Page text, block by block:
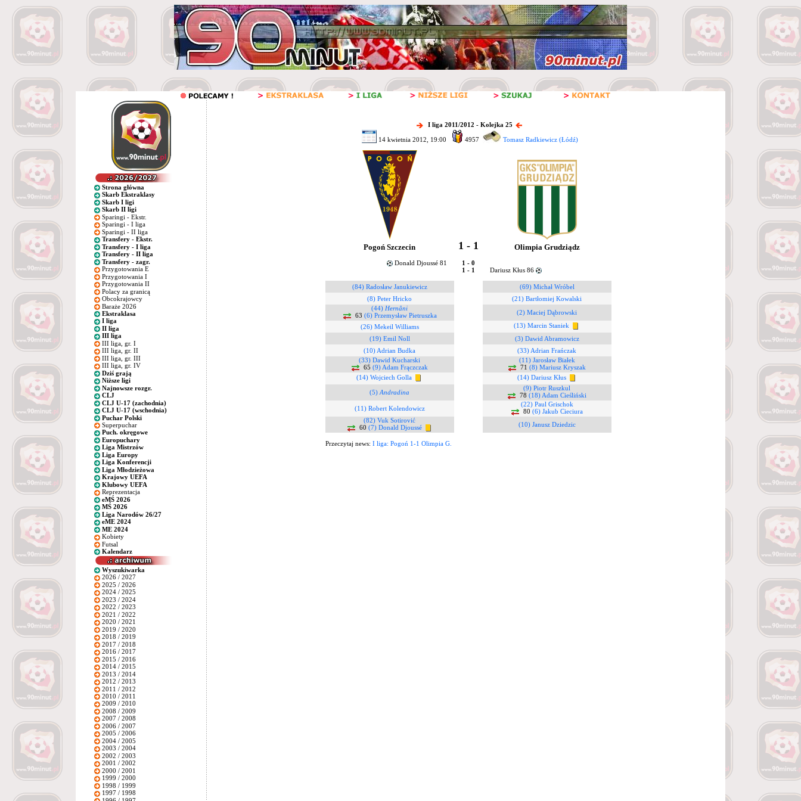
Strona główna
Skarb Ekstraklasy
Skarb I ligi
Skarb II ligi
Sparingi - Ekstr.
Sparingi - I liga
Sparingi - II liga
Transfery - Ekstr.
Transfery - I liga
Transfery - II liga
Transfery - zagr.
Przygotowania E
Przygotowania I
Przygotowania II
Polacy za granicą
Obcokrajowcy
Baraże 2026
Ekstraklasa
I liga
II liga
III liga
III liga, gr. I
III liga, gr. II
III liga, gr. III
III liga, gr. IV
Dziś grają
Niższe ligi
Najnowsze rozgr.
CLJ
CLJ U-17 (zachodnia)
CLJ U-17 (wschodnia)
Puchar Polski
Superpuchar
Puch. okręgowe
Europuchary
Liga Mistrzów
Liga Europy
Liga Konferencji
Liga Młodzieżowa
Krajowy UEFA
Klubowy UEFA
Reprezentacja
eMŚ 2026
MŚ 2026
Liga Narodów 26/27
eME 2024
ME 2024
Kobiety
Futsal
Kalendarz
Wyszukiwarka
2026 / 2027
2025 / 2026
2024 / 2025
2023 / 2024
2022 / 2023
2021 / 2022
2020 / 2021
2019 / 2020
2018 / 2019
2017 / 2018
2016 / 2017
2015 / 2016
2014 / 2015
2013 / 2014
2012 / 2013
2011 / 2012
2010 / 2011
2009 / 2010
2008 / 2009
2007 / 2008
2006 / 2007
2005 / 2006
2004 / 2005
2003 / 2004
2002 / 2003
2001 / 2002
2000 / 2001
1999 / 2000
1998 / 1999
1997 / 1998
I liga 2011/2012 - Kolejka 25
14 kwietnia 2012, 19:00 4957 Tomasz Radkiewicz (Łódź)
Pogoń Szczecin 1 - 1 Olimpia Grudziądz
Donald Djoussé 81
1 - 0
1 - 1
Dariusz Kłus 86
(84) Radosław Janukiewicz
(69) Michał Wróbel
(8) Peter Hricko
(21) Bartłomiej Kowalski
(44) Hernâni
63 (6) Przemysław Pietruszka
(2) Maciej Dąbrowski
(26) Mekeil Williams
(13) Marcin Staniek
(19) Emil Noll
(3) Dawid Abramowicz
(10) Adrian Budka
(33) Adrian Frańczak
(33) Dawid Kucharski
65 (9) Adam Frączczak
(11) Jarosław Białek
71 (8) Mariusz Kryszak
(14) Wojciech Golla
(14) Dariusz Kłus
(5) Andradina
(9) Piotr Ruszkul
78 (18) Adam Cieśliński
(11) Robert Kolendowicz
(22) Paul Grischok
80 (6) Jakub Cieciura
(82) Vuk Sotirović
60 (7) Donald Djoussé (10) Janusz Dziedzic
Przeczytaj news: I liga: Pogoń 1-1 Olimpia G.